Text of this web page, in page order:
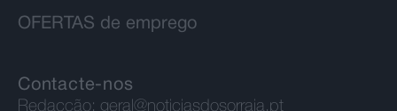
OFERTAS de emprego
Contacte-nos
Redacção: geral@noticiasdosorraia.pt